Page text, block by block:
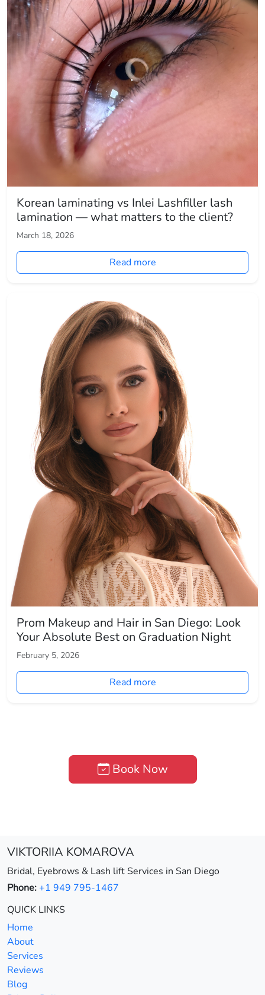
Korean laminating vs Inlei Lashfiller lash
lamination — what matters to the client?
March 18, 2026
Read more
Prom Makeup and Hair in San Diego: Look
Your Absolute Best on Graduation Night
February 5, 2026
Read more
Book Now
VIKTORIIA KOMAROVA
Bridal, Eyebrows & Lash lift Services in San Diego
Phone:+1 949 795-1467
QUICK LINKS
Home
About
Services
Reviews
Blog